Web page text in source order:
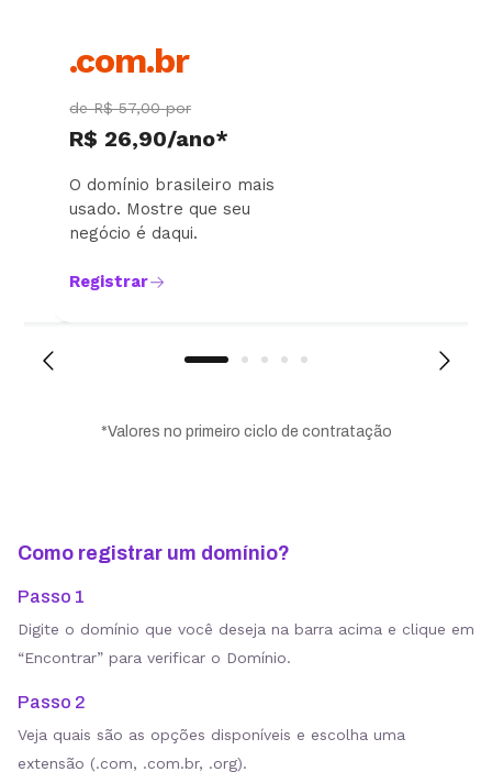
.com.br
de R$ 57,00 por
R$ 26,90/ano*
O domínio brasileiro mais
usado. Mostre que seu
negócio é daqui.
Registrar
*Valores no primeiro ciclo de contratação
Como registrar um domínio?
Passo 1
Digite o domínio que você deseja na barra acima e clique em
“Encontrar” para verificar o Domínio.
Passo 2
Veja quais são as opções disponíveis e escolha uma
extensão (.com, .com.br, .org).